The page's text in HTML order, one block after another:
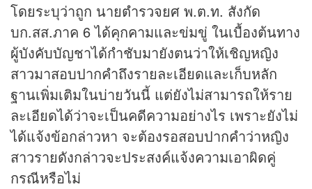
โดยระบุว่าถูก นายตำรวจยศ พ.ต.ท. สังกัด
บก.สส.ภาค 6 ได้คุกคามและข่มขู่ ในเบื้องต้นทาง
ผู้บังคับบัญชาได้กำชับมายังตนว่าให้เชิญหญิง
สาวมาสอบปากคำถึงรายละเอียดและเก็บหลัก
ฐานเพิ่มเติมในบ่ายวันนี้ แต่ยังไม่สามารถให้ราย
ละเอียดได้ว่าจะเป็นคดีความอย่างไร เพราะยังไม่
ได้แจ้งข้อกล่าวหา จะต้องรอสอบปากคำว่าหญิง
สาวรายดังกล่าวจะประสงค์แจ้งความเอาผิดคู่
กรณีหรือไม่